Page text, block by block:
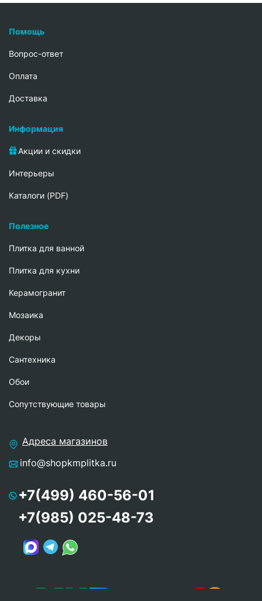
Помощь
Вопрос-ответ
Oплата
Доставка
Информация
Акции и скидки
Интерьеры
Каталоги (PDF)
Полезное
Плитка для ванной
Плитка для кухни
Керамогранит
Мозаика
Декоры
Сантехника
Обои
Сопутствующие товары
Адреса магазинов
info@shopkmplitka.ru
+7(499) 460-56-01
+7(985) 025-48-73